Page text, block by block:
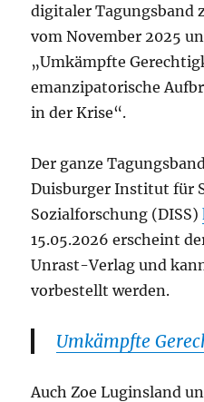
digitaler Tagungsband
vom November 2025
„Umkämpfte
emanzipatorische
in der Krise“.
Der ganze
Duisburger Institut für
Sozialforschung (DISS)
15.05.2026 erscheint
Unrast-Verlag und
vorbestellt werden.
Umkämpfte
Auch Zoe Luginsland